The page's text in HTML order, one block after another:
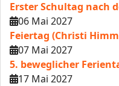
Erster Schultag nach
06 Mai 2027
Feiertag (Christi
07 Mai 2027
5. beweglicher
17 Mai 2027